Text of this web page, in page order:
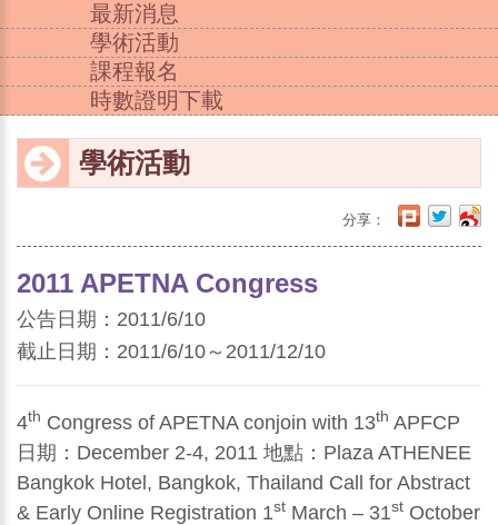
最新消息
學術活動
課程報名
時數證明下載
學術活動
分享：
2011 APETNA Congress
公告日期：2011/6/10
截止日期：2011/6/10～2011/12/10
4th Congress of APETNA conjoin with 13th APFCP
日期：December 2-4, 2011 地點：Plaza ATHENEE
Bangkok Hotel, Bangkok, Thailand Call for Abstract
& Early Online Registration 1st March – 31st October